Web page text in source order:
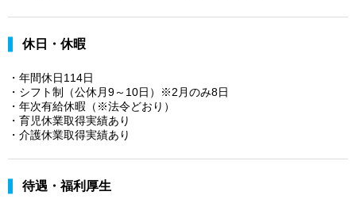
休日・休暇
・年間休日114日
・シフト制（公休月9～10日）※2月のみ8日
・年次有給休暇（※法令どおり）
・育児休業取得実績あり
・介護休業取得実績あり
待遇・福利厚生